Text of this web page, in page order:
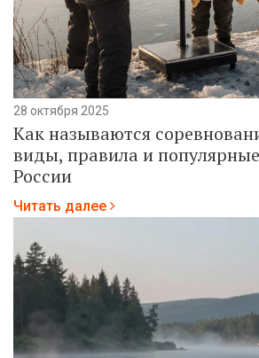
28 октября 2025
Как называются
виды, правила и
России
Читать далее